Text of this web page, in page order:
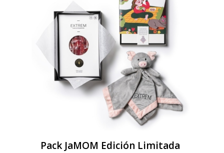
Pack JaMOM Edición Limitada